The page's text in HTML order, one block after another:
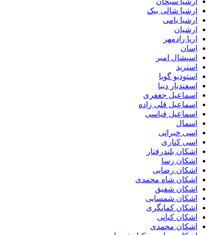
ارشیا شالی بیک
ارشیا یامی
ارشیان
اریا رادمهر
اِسان
اسپشال امیر
استرید
استودیو گویا
اسفندیار دیبا
اسماعیل جعفری
اسماعیل قلی زاده
اسماعیل قیاسی
اسمال
اسی خیراتی
اسی کناری
اشکان بلندرفتار
اشکان رسا
اشکان رضایی
اشکان شاه محمدی
اشکان شفیق
اشکان شمسایی
اشکان‌ کمانگری
اشکان کیانی
اشکان محمدی